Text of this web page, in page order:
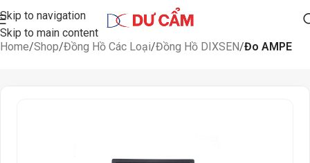
Skip to navigation
Skip to main content
Home Shop Đồng Hồ Các Loại Đồng Hồ DIXSEN Đo AMPE